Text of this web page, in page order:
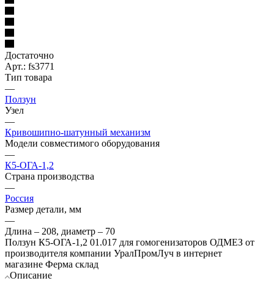
Достаточно
Арт.: fs3771
Тип товара
—
Ползун
Узел
—
Кривошипно-шатунный механизм
Модели совместимого оборудования
—
К5-ОГА-1,2
Страна производства
—
Россия
Размер детали, мм
—
Длина – 208, диаметр – 70
Ползун К5-ОГА-1,2 01.017 для гомогенизаторов ОДМЕЗ от
производителя компании УралПромЛуч в интернет
магазине Ферма склад
Описание